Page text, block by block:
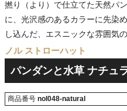
撚り（より）で仕立てた天然パ
に、光沢感のあるカラーに先染
し込んだ、エスニックな雰囲気の
ノル ストローハット
パンダンと水草 ナチュ
商品番号 nol048-natural